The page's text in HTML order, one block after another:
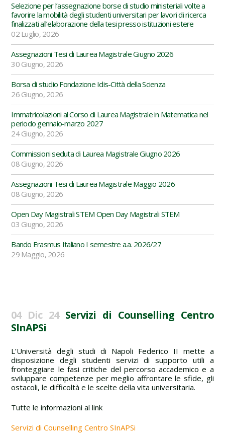
Selezione per l’assegnazione borse di studio ministeriali volte a
favorire la mobilità degli studenti universitari per lavori di ricerca
finalizzati all’elaborazione della tesi presso istituzioni estere
02 Luglio, 2026
Assegnazioni Tesi di Laurea Magistrale Giugno 2026
30 Giugno, 2026
Borsa di studio Fondazione Idis-Città della Scienza
26 Giugno, 2026
Immatricolazioni al Corso di Laurea Magistrale in Matematica nel
periodo gennaio-marzo 2027
24 Giugno, 2026
Commissioni seduta di Laurea Magistrale Giugno 2026
08 Giugno, 2026
Assegnazioni Tesi di Laurea Magistrale Maggio 2026
08 Giugno, 2026
Open Day Magistrali STEM Open Day Magistrali STEM
03 Giugno, 2026
Bando Erasmus Italiano I semestre a.a. 2026/27
29 Maggio, 2026
04 Dic 24Servizi di Counselling Centro
SInAPSi
L’Università degli studi di Napoli Federico II mette a
disposizione degli studenti servizi di supporto utili a
fronteggiare le fasi critiche del percorso accademico e a
sviluppare competenze per meglio affrontare le sfide, gli
ostacoli, le difficoltà e le scelte della vita universitaria.
Tutte le informazioni al link
Servizi di Counselling Centro SInAPSi